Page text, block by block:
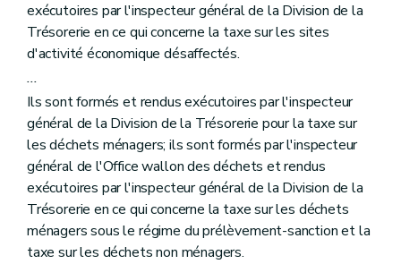
exécutoires par l'inspecteur général de la Division de la
Trésorerie en ce qui concerne la taxe sur les sites
d'activité économique désaffectés.
...
Ils sont formés et rendus exécutoires par l'inspecteur
général de la Division de la Trésorerie pour la taxe sur
les déchets ménagers; ils sont formés par l'inspecteur
général de l'Office wallon des déchets et rendus
exécutoires par l'inspecteur général de la Division de la
Trésorerie en ce qui concerne la taxe sur les déchets
ménagers sous le régime du prélèvement-sanction et la
taxe sur les déchets non ménagers.